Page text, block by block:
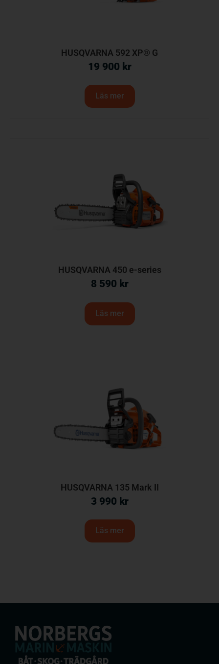
HUSQVARNA 592 XP® G
19 900 kr
Läs mer
HUSQVARNA 450 e-series
8 590 kr
Läs mer
HUSQVARNA 135 Mark II
3 990 kr
Läs mer